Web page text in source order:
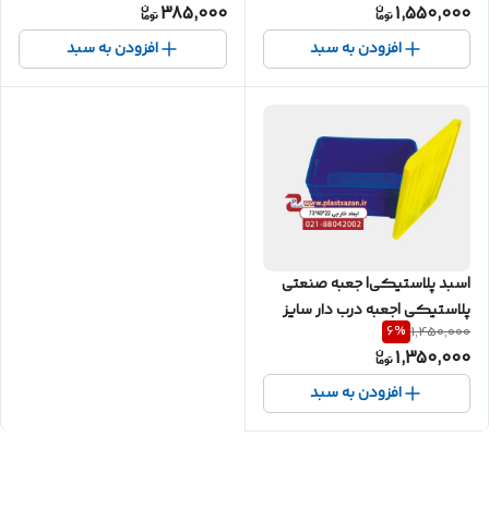
1,550,000
افزودن به سبد
385,000
افزودن به سبد
|سبد پلاستیکی| جعبه صنعتی
پلاستیکی |جعبه درب دار سایز
30*40*60
1,450,000
6%
1,350,000
افزودن به سبد